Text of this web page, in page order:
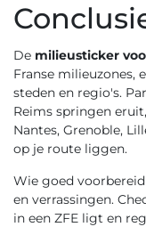
De milieusticker
Franse milieuzones,
steden en regio's.
Reims springen
Nantes, Grenoble,
op je route liggen.
Wie goed
en verrassingen.
in een ZFE ligt en